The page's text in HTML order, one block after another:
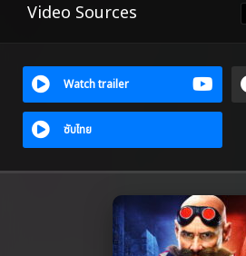
Video Sources
Watch trailer
ซับไทย